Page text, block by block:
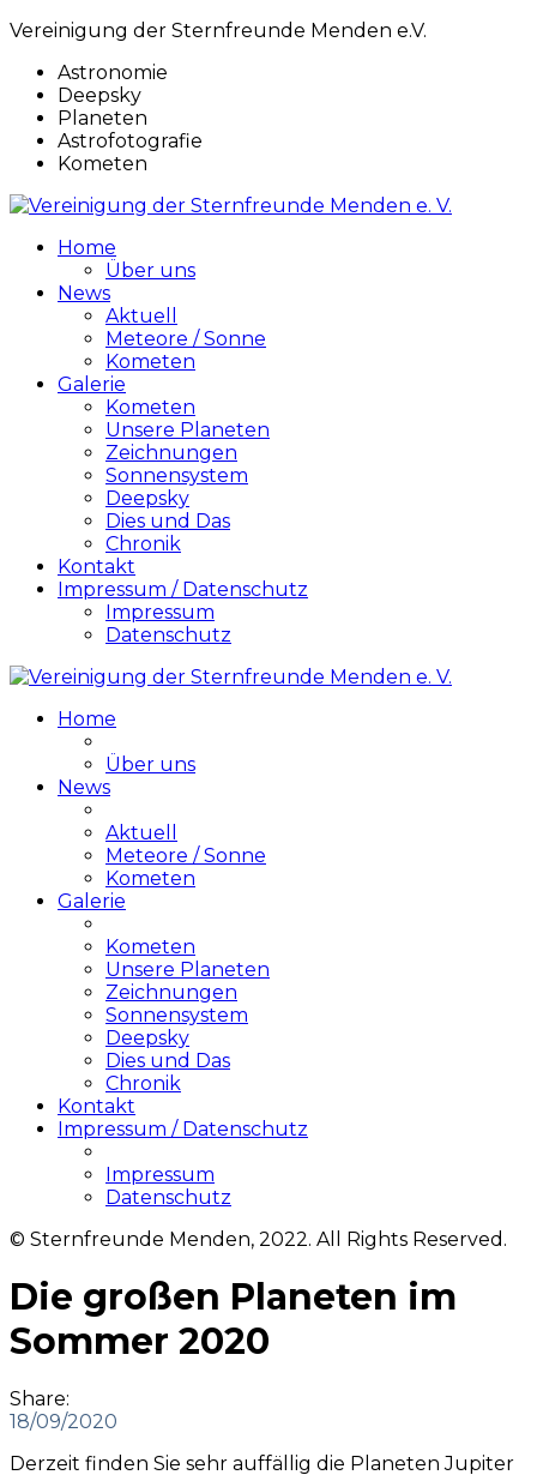
Vereinigung der Sternfreunde Menden e.V.
Astronomie
Deepsky
Planeten
Astrofotografie
Kometen
Home
Über uns
News
Aktuell
Meteore / Sonne
Kometen
Galerie
Kometen
Unsere Planeten
Zeichnungen
Sonnensystem
Deepsky
Dies und Das
Chronik
Kontakt
Impressum / Datenschutz
Impressum
Datenschutz
Home
Über uns
News
Aktuell
Meteore / Sonne
Kometen
Galerie
Kometen
Unsere Planeten
Zeichnungen
Sonnensystem
Deepsky
Dies und Das
Chronik
Kontakt
Impressum / Datenschutz
Impressum
Datenschutz
© Sternfreunde Menden, 2022. All Rights Reserved.
Die großen Planeten im
Sommer 2020
Share:
18/09/2020
Derzeit finden Sie sehr auffällig die Planeten Jupiter